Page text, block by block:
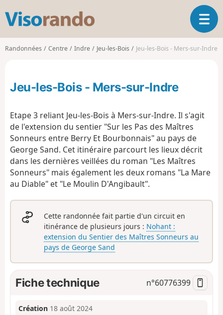
s
o
d
O
u
a
t
n
Randonnées Centre Indre Jeu-les-Bois Jeu-les-Bois - Mers-sur-Indre
Jeu-les-Bois - Mers-sur-Indre
Etape 3 reliant Jeu-les-Bois à Mers-sur-Indre. Il s'agit
de l'extension du sentier "Sur les Pas des Maîtres
Sonneurs entre Berry Et Bourbonnais" au pays de
George Sand. Cet itinéraire parcourt les lieux décrit
dans les dernières veillées du roman "Les Maîtres
Sonneurs" mais également les deux romans "La Mare
au Diable" et "Le Moulin D'Angibault".
Cette randonnée fait partie d'un circuit en
itinérance de plusieurs jours : Nohant :
extension du Sentier des Maîtres Sonneurs au
pays de George Sand
Fiche technique n°60776399
Création 18 août 2024